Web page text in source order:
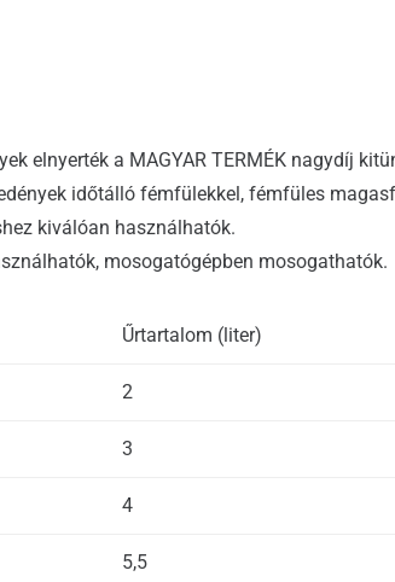
elnyerték a MAGYAR TERMÉK nagydíj
időtálló fémfülekkel, fémfüles
kiválóan használhatók.
mosogatógépben mosogathatók.
Űrtartalom (liter)
2
3
4
5,5